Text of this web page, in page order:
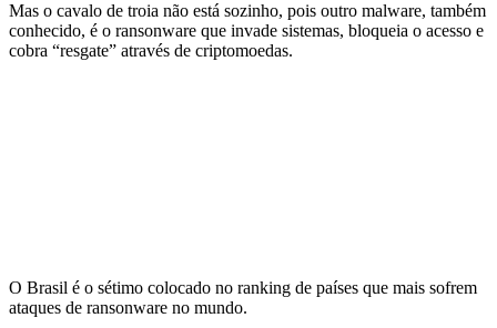
Mas o cavalo de troia não está sozinho, pois outro malware, também
conhecido, é o ransonware que invade sistemas, bloqueia o acesso e
cobra “resgate” através de criptomoedas.
O Brasil é o sétimo colocado no ranking de países que mais sofrem
ataques de ransonware no mundo.